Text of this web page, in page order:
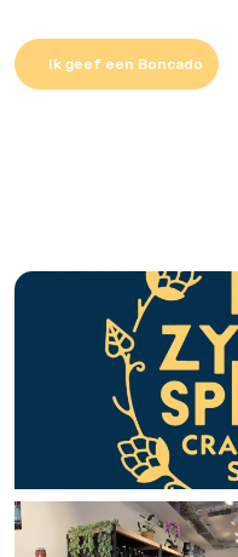
Ik geef een Boncado